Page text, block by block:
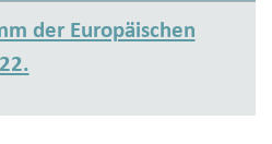
der Europäischen